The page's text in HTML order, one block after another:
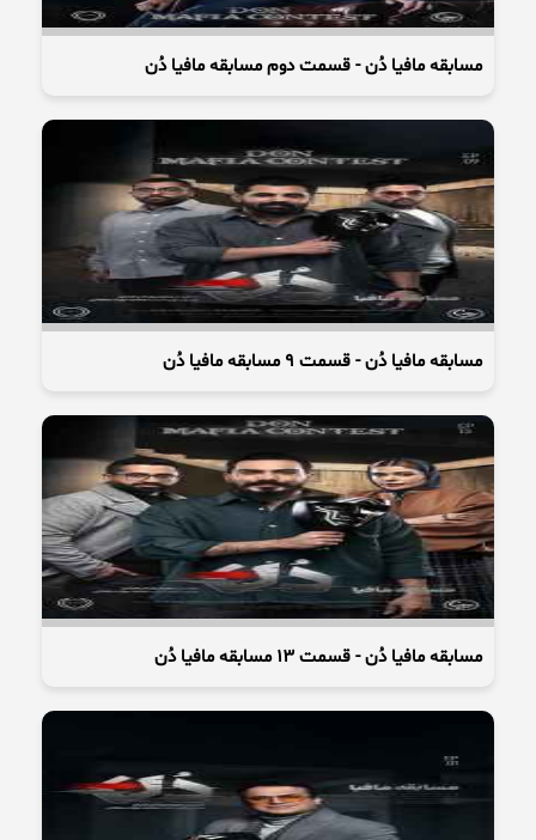
مسابقه مافیا دُن - قسمت دوم مسابقه مافیا دُن
مسابقه مافیا دُن - قسمت 9 مسابقه مافیا دُن
مسابقه مافیا دُن - قسمت 13 مسابقه مافیا دُن